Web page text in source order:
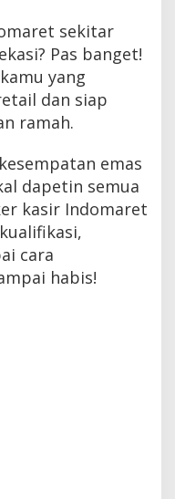
sekitar
Pas banget!
yang
dan siap
ramah.
emas
dapetin semua
kasir Indomaret
cara
habis!